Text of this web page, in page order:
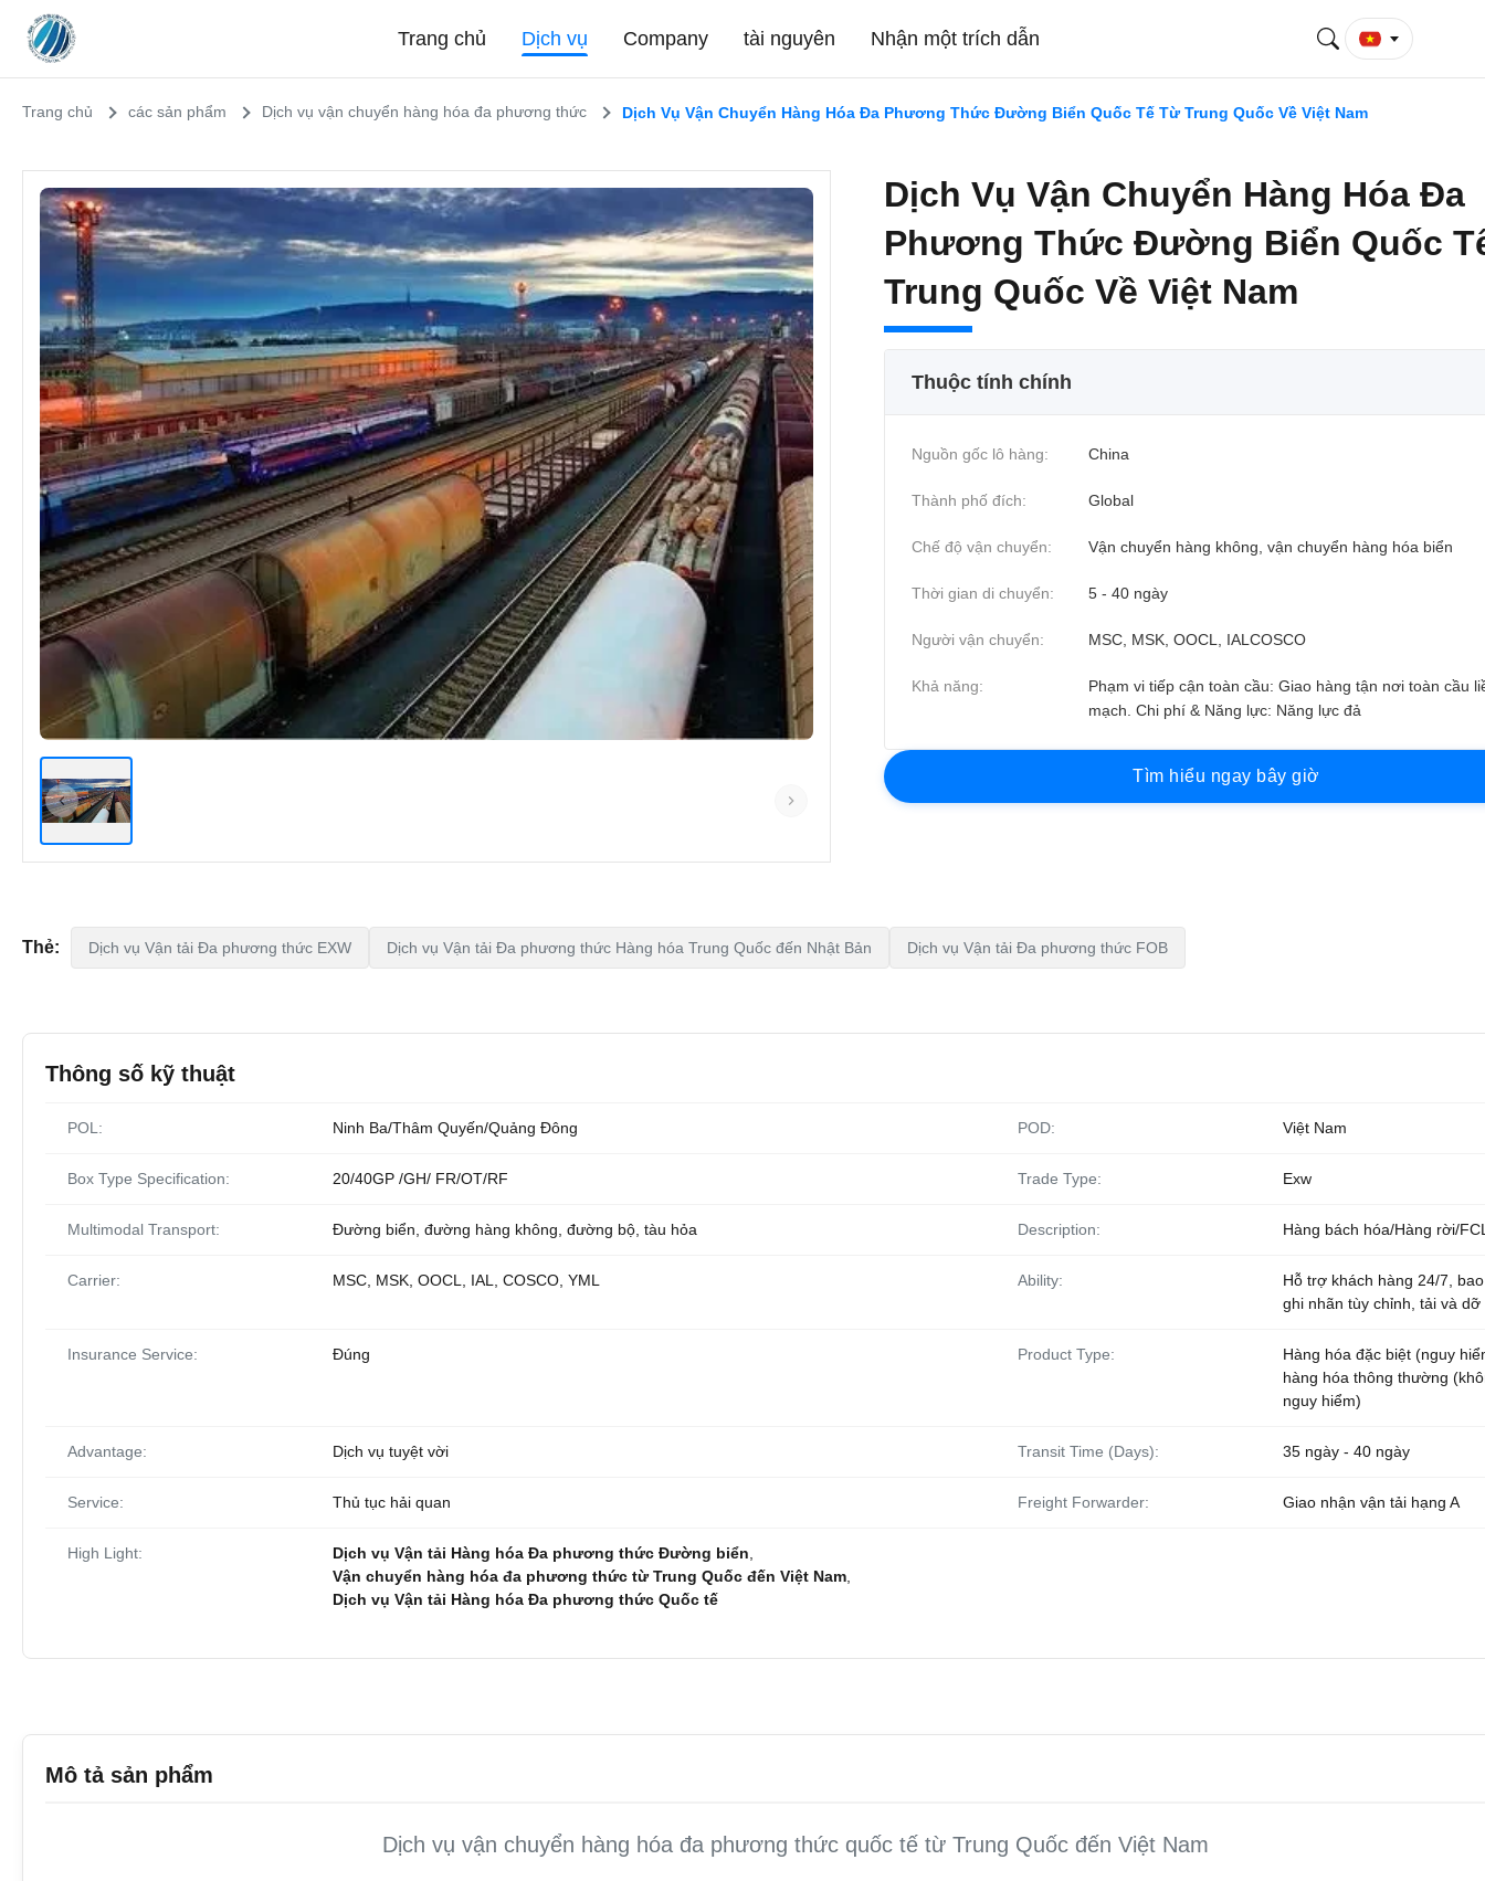
Trang chủ Dịch vụ Company tài nguyên Nhận một trích dẫn
Trang chủ các sản phẩm Dịch vụ vận chuyển hàng hóa đa phương thức Dịch Vụ Vận Chuyển Hàng Hóa Đa Phương Thức Đường Biển Quốc Tế Từ Trung Quốc Về Việt Nam
Dịch Vụ Vận Chuyển Hàng Hóa Đa
Phương Thức Đường Biển Quốc
Trung Quốc Về Việt Nam
Thuộc tính chính
Nguồn gốc lô hàng: China
Thành phố đích: Global
Chế độ vận chuyển: Vận chuyển hàng không, vận chuyển hàng hóa biển
Thời gian di chuyển: 5 - 40 ngày
Người vận chuyển: MSC, MSK, OOCL, IALCOSCO
Khả năng:
Phạm vi tiếp cận toàn cầu: Giao hàng tận nơi toàn cầu
mạch. Chi phí & Năng lực: Năng lực đả
Tìm hiểu ngay bây giờ
Thẻ: Dịch vụ Vận tải Đa phương thức EXW Dịch vụ Vận tải Đa phương thức Hàng hóa Trung Quốc đến Nhật Bản Dịch vụ Vận tải Đa phương thức FOB
Thông số kỹ thuật
POL: Ninh Ba/Thâm Quyến/Quảng Đông POD: Việt Nam
Box Type Specification: 20/40GP /GH/ FR/OT/RF Trade Type: Exw
Multimodal Transport: Đường biển, đường hàng không, đường bộ, tàu hỏa Description: Hàng bách hóa/Hàng rời/
Carrier: MSC, MSK, OOCL, IAL, COSCO, YML Ability:
Hỗ trợ khách hàng 24/7,
ghi nhãn tùy chỉnh, tải và dỡ
Insurance Service: Đúng Product Type:
Hàng hóa đặc biệt (nguy
hàng hóa thông thường
nguy hiểm)
Advantage: Dịch vụ tuyệt vời Transit Time (Days): 35 ngày - 40 ngày
Service: Thủ tục hải quan Freight Forwarder: Giao nhận vận tải hạng A
High Light: Dịch vụ Vận tải Hàng hóa Đa phương thức Đường biển
Vận chuyển hàng hóa đa phương thức từ Trung Quốc đến Việt Nam
Dịch vụ Vận tải Hàng hóa Đa phương thức Quốc tế
Mô tả sản phẩm
Dịch vụ vận chuyển hàng hóa đa phương thức quốc tế từ Trung Quốc đến Việt Nam